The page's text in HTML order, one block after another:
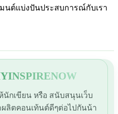
นต์แบ่งปันประสบการณ์กับเรา
นักเขียน หรือ สนับสนุนเว็บ
ผลิตคอนเท้นต์ดีๆต่อไปกันน้า